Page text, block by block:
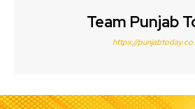
Team Punjab
https://